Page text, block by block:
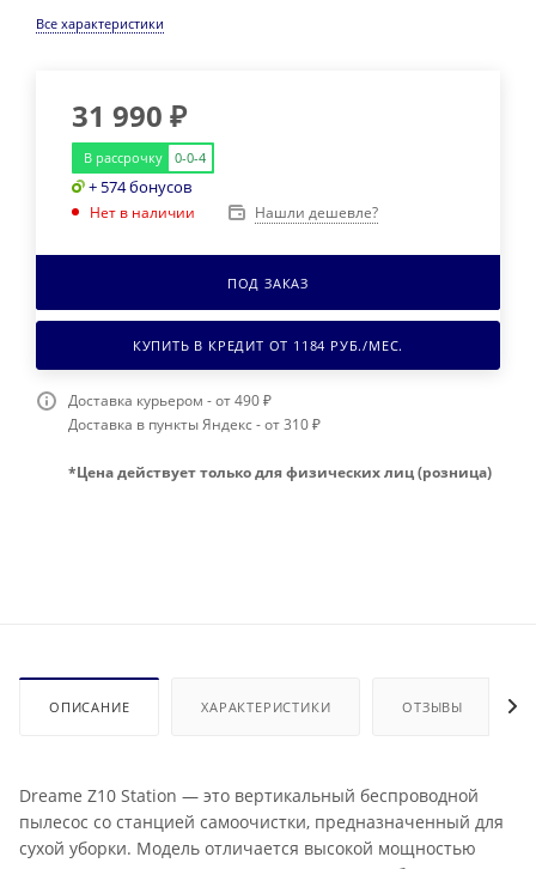
Все характеристики
31 990 ₽
В рассрочку 0-0-4
+ 574 бонусов
Нет в наличии Нашли дешевле?
ПОД ЗАКАЗ
КУПИТЬ В КРЕДИТ ОТ 1184 РУБ./МЕС.
Доставка курьером - от 490 ₽
Доставка в пункты Яндекс - от 310 ₽
*Цена действует только для физических лиц (розница)
ОПИСАНИЕ ХАРАКТЕРИСТИКИ ОТЗЫВЫ
Dreame Z10 Station — это вертикальный беспроводной
пылесос со станцией самоочистки, предназначенный для
сухой уборки. Модель отличается высокой мощностью